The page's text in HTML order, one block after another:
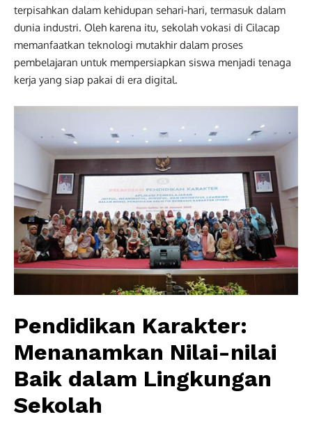
terpisahkan dalam kehidupan sehari-hari, termasuk dalam
dunia industri. Oleh karena itu, sekolah vokasi di Cilacap
memanfaatkan teknologi mutakhir dalam proses
pembelajaran untuk mempersiapkan siswa menjadi tenaga
kerja yang siap pakai di era digital.
Pendidikan Karakter:
Menanamkan Nilai-nilai
Baik dalam Lingkungan
Sekolah